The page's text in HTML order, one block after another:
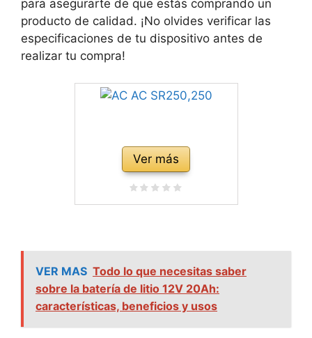
para asegurarte de que estás comprando un
producto de calidad. ¡No olvides verificar las
especificaciones de tu dispositivo antes de
realizar tu compra!
Ver más
VER MAS Todo lo que necesitas saber
sobre la batería de litio 12V 20Ah:
características, beneficios y usos